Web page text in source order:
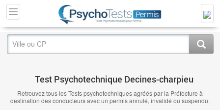
Test Psychotechnique Decines-charpieu
Retrouvez tous les Tests psychotechniques agréés par la Préfecture à
destination des conducteurs avec un permis annulé, invalidé ou suspendu.